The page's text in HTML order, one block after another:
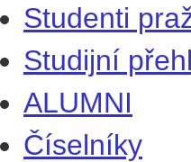
Studenti
Studijní
ALUMNI
Číselníky